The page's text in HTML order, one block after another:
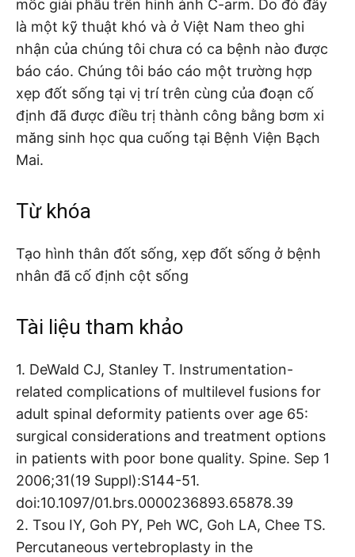
mốc giải phẫu trên hình ảnh C-arm. Do đó đây
là một kỹ thuật khó và ở Việt Nam theo ghi
nhận của chúng tôi chưa có ca bệnh nào được
báo cáo. Chúng tôi báo cáo một trường hợp
xẹp đốt sống tại vị trí trên cùng của đoạn cố
định đã được điều trị thành công bằng bơm xi
măng sinh học qua cuống tại Bệnh Viện Bạch
Mai.
Từ khóa
Tạo hình thân đốt sống, xẹp đốt sống ở bệnh
nhân đã cố định cột sống
Tài liệu tham khảo
1. DeWald CJ, Stanley T. Instrumentation-
related complications of multilevel fusions for
adult spinal deformity patients over age 65:
surgical considerations and treatment options
in patients with poor bone quality. Spine. Sep 1
2006;31(19 Suppl):S144-51.
doi:10.1097/01.brs.0000236893.65878.39
2. Tsou IY, Goh PY, Peh WC, Goh LA, Chee TS.
Percutaneous vertebroplasty in the